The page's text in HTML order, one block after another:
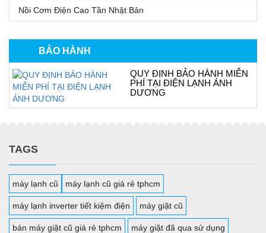
Nồi Cơm Điện Cao Tần Nhật Bản
BẢO HÀNH
QUY ĐỊNH BẢO HÀNH MIỄN
PHÍ TẠI ĐIỆN LẠNH ÁNH
DƯƠNG
TAGS
máy lạnh cũ máy lạnh cũ giá rẻ tphcm
máy lạnh inverter tiết kiệm điện máy giặt cũ
bán máy giặt cũ giá rẻ tphcm máy giặt đã qua sử dụng